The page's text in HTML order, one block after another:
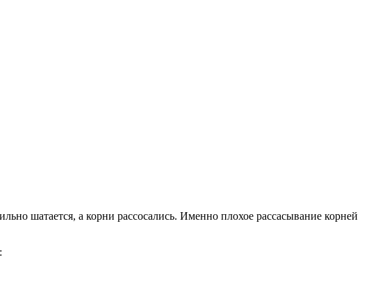
шатается, а корни рассосались. Именно плохое рассасывание корней